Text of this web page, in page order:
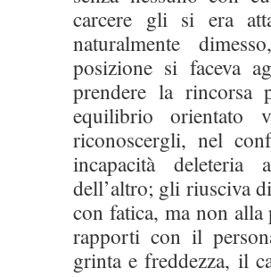
carcere gli si era
naturalmente
posizione si faceva
prendere la rincorsa
equilibrio orientato
riconoscergli, nel
incapacità deleteria
dell’altro; gli riusciva
con fatica, ma non
rapporti con il
grinta e freddezza, il